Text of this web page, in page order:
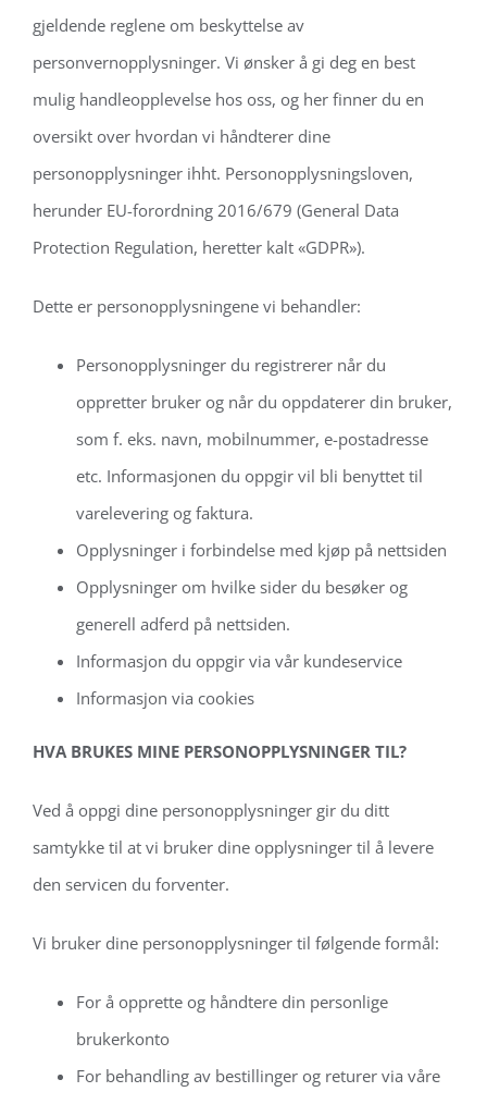
gjeldende reglene om beskyttelse av
personvernopplysninger. Vi ønsker å gi deg en best
mulig handleopplevelse hos oss, og her finner du en
oversikt over hvordan vi håndterer dine
personopplysninger ihht. Personopplysningsloven,
herunder EU-forordning 2016/679 (General Data
Protection Regulation, heretter kalt «GDPR»).
Dette er personopplysningene vi behandler:
Personopplysninger du registrerer når du
oppretter bruker og når du oppdaterer din bruker,
som f. eks. navn, mobilnummer, e-postadresse
etc. Informasjonen du oppgir vil bli benyttet til
varelevering og faktura.
Opplysninger i forbindelse med kjøp på nettsiden
Opplysninger om hvilke sider du besøker og
generell adferd på nettsiden.
Informasjon du oppgir via vår kundeservice
Informasjon via cookies
HVA BRUKES MINE PERSONOPPLYSNINGER TIL?
Ved å oppgi dine personopplysninger gir du ditt
samtykke til at vi bruker dine opplysninger til å levere
den servicen du forventer.
Vi bruker dine personopplysninger til følgende formål:
For å opprette og håndtere din personlige
brukerkonto
For behandling av bestillinger og returer via våre